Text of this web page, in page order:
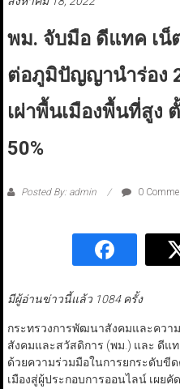
พม. จับมือ ดีแทค เ
ต่อภูมิปัญญานำร่อง
เผ่าพื้นเมืองพื้นที่สูง
50%
Posted By: admin 0
มีผู้อ่านข่าวนี้แล้ว 1084 ครั้ง
กระทรวงการพัฒนาสังคมและคว
สังคมและสวัสดิการ (พม.) และ ดีแ
ด้วยความร่วมมือในการยกระดับขี
เมืองสู่ผู้ประกอบการออนไลน์ เผ